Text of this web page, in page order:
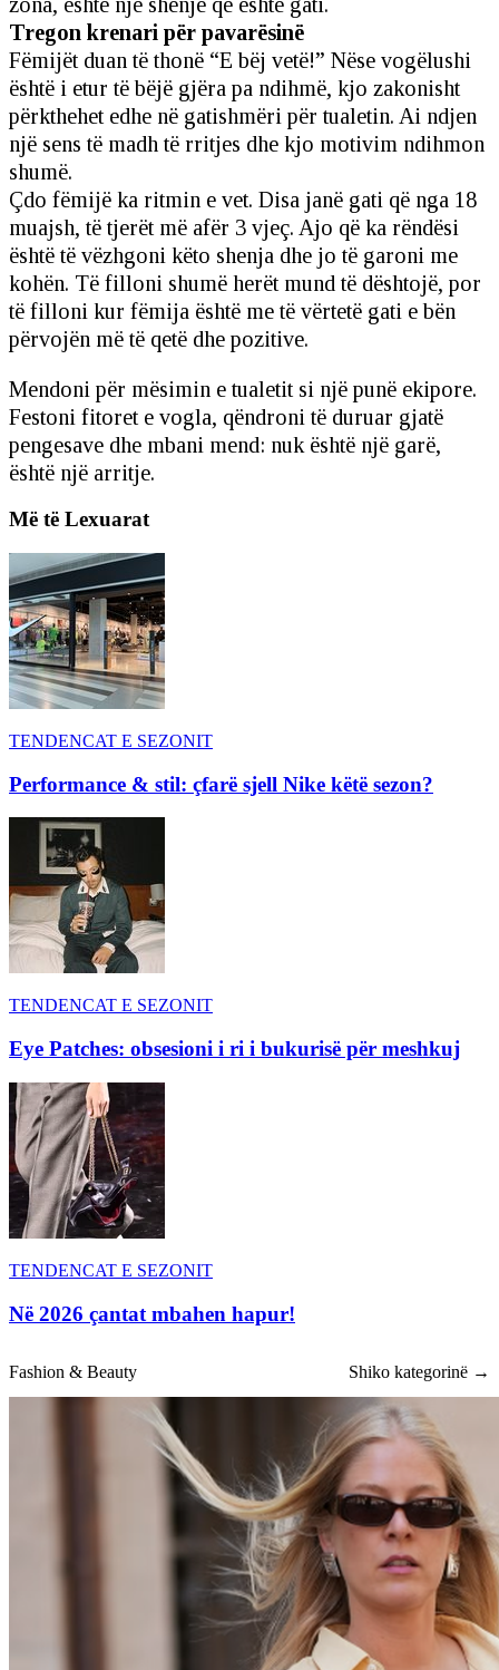
Tregon krenari për pavarësinë
Fëmijët duan të thonë “E bëj vetë!” Nëse vogëlushi
është i etur të bëjë gjëra pa ndihmë, kjo zakonisht
përkthehet edhe në gatishmëri për tualetin. Ai ndjen
një sens të madh të rritjes dhe kjo motivim ndihmon
shumë.
Çdo fëmijë ka ritmin e vet. Disa janë gati që nga 18
muajsh, të tjerët më afër 3 vjeç. Ajo që ka rëndësi
është të vëzhgoni këto shenja dhe jo të garoni me
kohën. Të filloni shumë herët mund të dështojë, por
të filloni kur fëmija është me të vërtetë gati e bën
përvojën më të qetë dhe pozitive.
Mendoni për mësimin e tualetit si një punë ekipore.
Festoni fitoret e vogla, qëndroni të duruar gjatë
pengesave dhe mbani mend: nuk është një garë,
është një arritje.
Më të Lexuarat
TENDENCAT E SEZONIT
Performance & stil: çfarë sjell Nike këtë sezon?
TENDENCAT E SEZONIT
Eye Patches: obsesioni i ri i bukurisë për meshkuj
TENDENCAT E SEZONIT
Në 2026 çantat mbahen hapur!
Fashion & Beauty Shiko kategorinë →